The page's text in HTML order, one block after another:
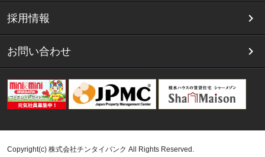
採用情報
お問い合わせ
Copyright(c) 株式会社チンタイバンク All Rights Reserved.